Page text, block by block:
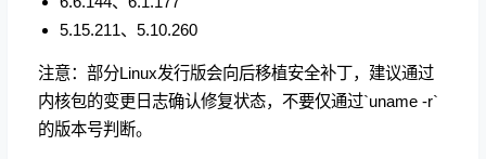
5.15.211、5.10.260
注意：部分Linux发行版会向后移植安全补丁，建议通过
内核包的变更日志确认修复状态，不要仅通过`uname -r`
的版本号判断。